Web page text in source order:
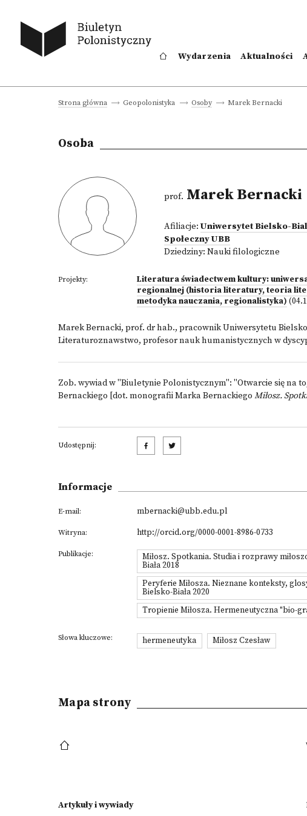
Wydarzenia Aktualności
Strona główna Geopolonistyka Osoby Marek Bernacki
Osoba
prof. Marek Bernacki
Afiliacje: Uniwersytet Bielsko-
Społeczny UBB
Dziedziny: Nauki filologiczne
Projekty:
Literatura świadectwem kultury:
regionalnej (historia literatury, teoria
metodyka nauczania, regionalistyka)
Marek Bernacki, prof. dr hab., pracownik Uniwersytetu
Literaturoznawstwo, profesor nauk humanistycznych w
Zob. wywiad w "Biuletynie Polonistycznym": "Otwarcie się na
Bernackiego [dot. monografii Marka Bernackiego Miłosz.
Udostępnij:
Informacje
E-mail: mbernacki@ubb.edu.pl
Witryna: http://orcid.org/0000-0001-8986-0733
Publikacje: Miłosz. Spotkania. Studia i rozprawy
Biała 2018
Peryferie Miłosza. Nieznane konteksty,
Bielsko-Biała 2020
Tropienie Miłosza. Hermeneutyczna "bio-
Słowa kluczowe: hermeneutyka Miłosz Czesław
Mapa strony
Artykuły i wywiady